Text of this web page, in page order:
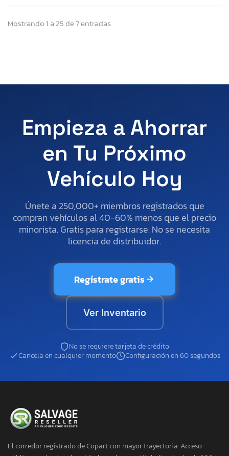
Mostrando 1 a 25 de 7 entradas
Empieza a Ahorrar
en Tu Próximo
Vehículo Hoy
Únete a 250,000+ miembros registrados que
compran vehículos al 40-60% menos que el precio
minorista. Gratis para registrarse. No se necesita
licencia de distribuidor.
Regístrate gratis
Ver Inventario
No se requiere tarjeta de crédito
Cancela en cualquier momento
Configuración en 60 segundos
El corredor registrado de Copart con mayor trayectoria. Acceso